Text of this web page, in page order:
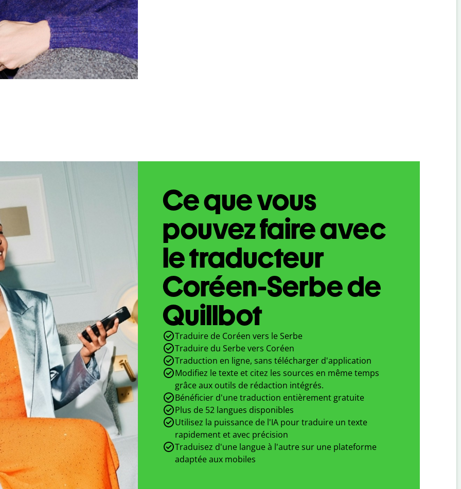
Ce que vous
pouvez faire avec
le traducteur
Coréen-Serbe de
Quillbot
Traduire de Coréen vers le Serbe
Traduire du Serbe vers Coréen
Traduction en ligne, sans télécharger d'application
Modifiez le texte et citez les sources en même temps
grâce aux outils de rédaction intégrés.
Bénéficier d'une traduction entièrement gratuite
Plus de 52 langues disponibles
Utilisez la puissance de l'IA pour traduire un texte
rapidement et avec précision
Traduisez d'une langue à l'autre sur une plateforme
adaptée aux mobiles